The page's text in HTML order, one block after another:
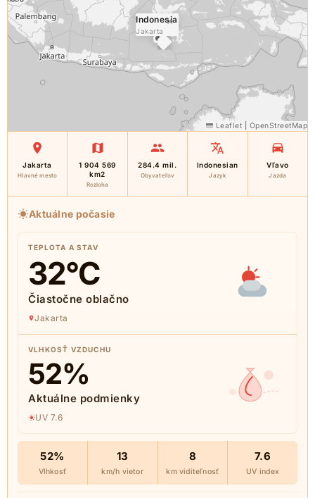
Indonesia
Jakarta
×
Leaflet OpenStreetMap
Jakarta
Hlavné mesto
1 904 569
km2
Rozloha
284.4 mil.
Obyvateľov
Indonesian
Jazyk
Vľavo
Jazda
Aktuálne počasie
TEPLOTA A STAV
32°C
Čiastočne oblačno
Jakarta
VLHKOSŤ VZDUCHU
52%
Aktuálne podmienky
UV 7.6
52%
Vlhkosť
13
km/h vietor
8
km viditeľnosť
7.6
UV index